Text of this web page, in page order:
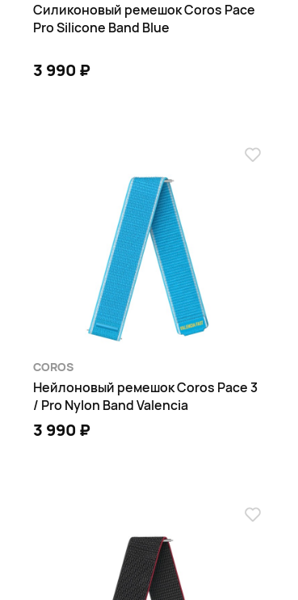
Силиконовый ремешок Coros Pace
Pro Silicone Band Blue
3 990 ₽
COROS
Нейлоновый ремешок Coros Pace 3
/ Pro Nylon Band Valencia
3 990 ₽